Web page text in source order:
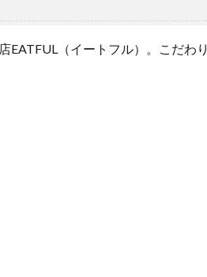
EATFUL（イートフル）。こだわり